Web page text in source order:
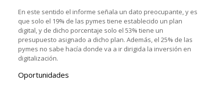
En este sentido el informe señala un dato preocupante, y es
que solo el 19% de las pymes tiene establecido un plan
digital, y de dicho porcentaje solo el 53% tiene un
presupuesto asignado a dicho plan. Además, el 25% de las
pymes no sabe hacía donde va a ir dirigida la inversión en
digitalización.
Oportunidades